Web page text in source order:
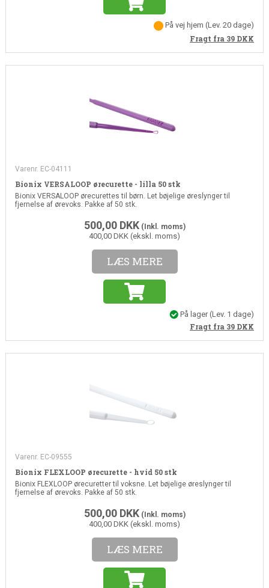
På vej hjem(Lev. 20 dage)
Fragt fra 39 DKK
Varenr. EC-04111
Bionix VERSALOOP ørecurette - lilla 50 stk
Bionix VERSALOOP ørecurettes til børn. Let bøjelige øreslynger til
fjernelse af ørevoks. Pakke af 50 stk.
500,00 DKK(Inkl. moms)
400,00 DKK (ekskl. moms)
LÆS MERE
På lager(Lev. 1 dage)
Fragt fra 39 DKK
Varenr. EC-09555
Bionix FLEXLOOP ørecurette - hvid 50 stk
Bionix FLEXLOOP ørecuretter til voksne. Let bøjelige øreslynger til
fjernelse af ørevoks. Pakke af 50 stk.
500,00 DKK(Inkl. moms)
400,00 DKK (ekskl. moms)
LÆS MERE